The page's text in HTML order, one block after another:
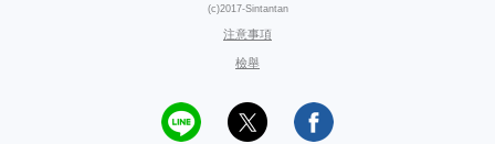
(c)2017-Sintantan
注意事項
檢舉